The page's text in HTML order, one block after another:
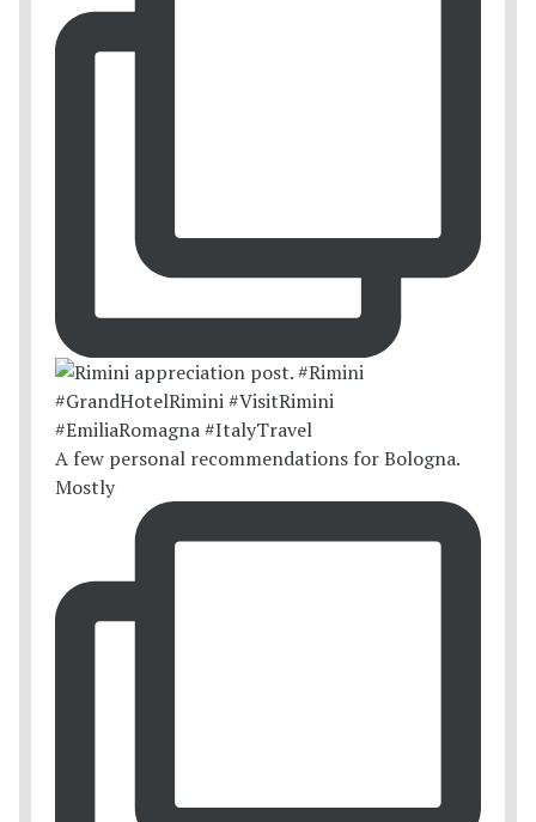
A few personal recommendations for Bologna.
Mostly